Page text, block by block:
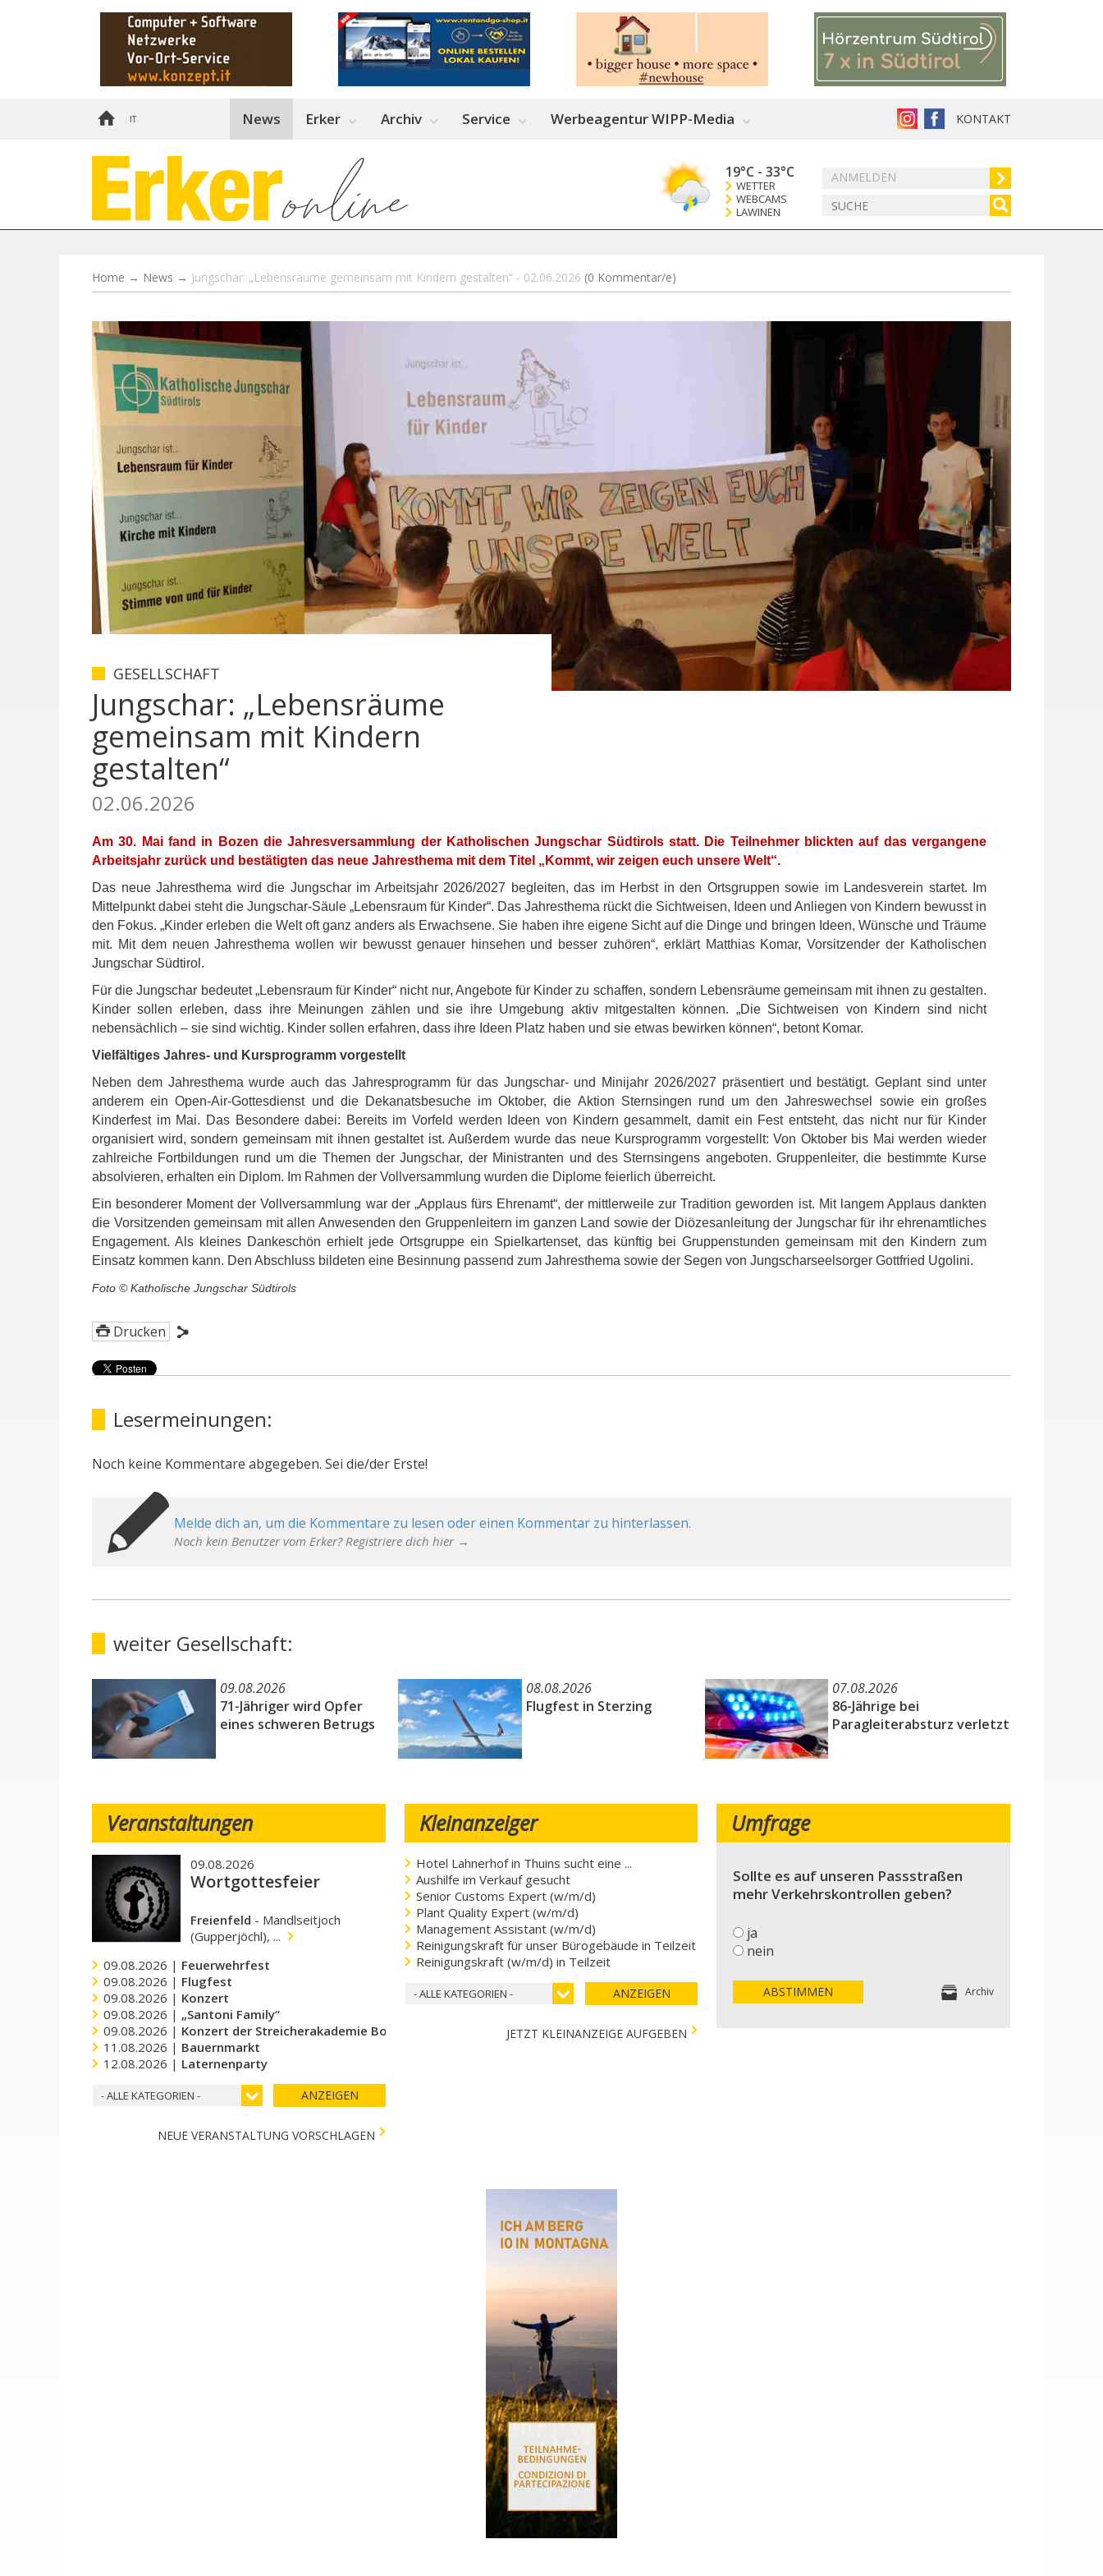
IT KONTAKT
News Erker Archiv Service Werbeagentur WIPP-Media
ANMELDEN
19°C - 33°C
WETTER
WEBCAMS
LAWINEN
Home → News → Jungschar: „Lebensräume gemeinsam mit Kindern gestalten“ - 02.06.2026 (0 Kommentar/e)
GESELLSCHAFT
Jungschar: „Lebensräume
gemeinsam mit Kindern
gestalten“
02.06.2026
Am 30. Mai fand in Bozen die Jahresversammlung der Katholischen Jungschar Südtirols statt. Die Teilnehmer blickten auf das vergangene
Arbeitsjahr zurück und bestätigten das neue Jahresthema mit dem Titel „Kommt, wir zeigen euch unsere Welt“.
Das neue Jahresthema wird die Jungschar im Arbeitsjahr 2026/2027 begleiten, das im Herbst in den Ortsgruppen sowie im Landesverein startet. Im
Mittelpunkt dabei steht die Jungschar-Säule „Lebensraum für Kinder“. Das Jahresthema rückt die Sichtweisen, Ideen und Anliegen von Kindern bewusst in
den Fokus. „Kinder erleben die Welt oft ganz anders als Erwachsene. Sie haben ihre eigene Sicht auf die Dinge und bringen Ideen, Wünsche und Träume
mit. Mit dem neuen Jahresthema wollen wir bewusst genauer hinsehen und besser zuhören“, erklärt Matthias Komar, Vorsitzender der Katholischen
Jungschar Südtirol.
Für die Jungschar bedeutet „Lebensraum für Kinder“ nicht nur, Angebote für Kinder zu schaffen, sondern Lebensräume gemeinsam mit ihnen zu gestalten.
Kinder sollen erleben, dass ihre Meinungen zählen und sie ihre Umgebung aktiv mitgestalten können. „Die Sichtweisen von Kindern sind nicht
nebensächlich – sie sind wichtig. Kinder sollen erfahren, dass ihre Ideen Platz haben und sie etwas bewirken können“, betont Komar.
Vielfältiges Jahres- und Kursprogramm vorgestellt
Neben dem Jahresthema wurde auch das Jahresprogramm für das Jungschar- und Minijahr 2026/2027 präsentiert und bestätigt. Geplant sind unter
anderem ein Open-Air-Gottesdienst und die Dekanatsbesuche im Oktober, die Aktion Sternsingen rund um den Jahreswechsel sowie ein großes
Kinderfest im Mai. Das Besondere dabei: Bereits im Vorfeld werden Ideen von Kindern gesammelt, damit ein Fest entsteht, das nicht nur für Kinder
organisiert wird, sondern gemeinsam mit ihnen gestaltet ist. Außerdem wurde das neue Kursprogramm vorgestellt: Von Oktober bis Mai werden wieder
zahlreiche Fortbildungen rund um die Themen der Jungschar, der Ministranten und des Sternsingens angeboten. Gruppenleiter, die bestimmte Kurse
absolvieren, erhalten ein Diplom. Im Rahmen der Vollversammlung wurden die Diplome feierlich überreicht.
Ein besonderer Moment der Vollversammlung war der „Applaus fürs Ehrenamt“, der mittlerweile zur Tradition geworden ist. Mit langem Applaus dankten
die Vorsitzenden gemeinsam mit allen Anwesenden den Gruppenleitern im ganzen Land sowie der Diözesanleitung der Jungschar für ihr ehrenamtliches
Engagement. Als kleines Dankeschön erhielt jede Ortsgruppe ein Spielkartenset, das künftig bei Gruppenstunden gemeinsam mit den Kindern zum
Einsatz kommen kann. Den Abschluss bildeten eine Besinnung passend zum Jahresthema sowie der Segen von Jungscharseelsorger Gottfried Ugolini.
Foto © Katholische Jungschar Südtirols
Drucken
Lesermeinungen:
Noch keine Kommentare abgegeben. Sei die/der Erste!
Melde dich an, um die Kommentare zu lesen oder einen Kommentar zu hinterlassen.
Noch kein Benutzer vom Erker? Registriere dich hier →
weiter Gesellschaft:
09.08.2026
71-Jähriger wird Opfer
eines schweren Betrugs
08.08.2026
Flugfest in Sterzing
07.08.2026
86-Jährige bei
Paragleiterabsturz verletzt
Veranstaltungen
09.08.2026
Wortgottesfeier
Freienfeld - Mandlseitjoch
(Gupperjöchl), ...
09.08.2026 | Feuerwehrfest
09.08.2026 | Flugfest
09.08.2026 | Konzert
09.08.2026 | „Santoni Family“
09.08.2026 | Konzert der Streicherakademie Bozen
11.08.2026 | Bauernmarkt
12.08.2026 | Laternenparty
- ALLE KATEGORIEN - ANZEIGEN
NEUE VERANSTALTUNG VORSCHLAGEN
Kleinanzeiger
Hotel Lahnerhof in Thuins sucht eine ...
Aushilfe im Verkauf gesucht
Senior Customs Expert (w/m/d)
Plant Quality Expert (w/m/d)
Management Assistant (w/m/d)
Reinigungskraft für unser Bürogebäude in Teilzeit
Reinigungskraft (w/m/d) in Teilzeit
- ALLE KATEGORIEN - ANZEIGEN
JETZT KLEINANZEIGE AUFGEBEN
Umfrage
Sollte es auf unseren Passstraßen
mehr Verkehrskontrollen geben?
ja
nein
ABSTIMMEN Archiv